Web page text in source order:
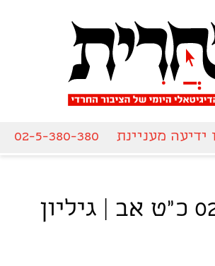
ידיעה מעניינת 02-5-380-380
02/09/2024 כ"ט אב | גיליון